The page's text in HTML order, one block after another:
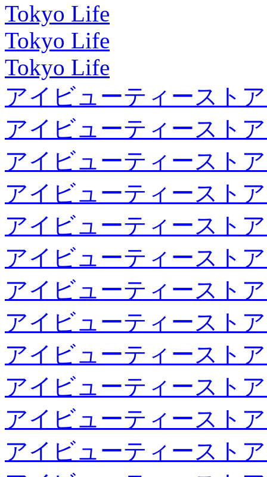
Tokyo Life
Tokyo Life
Tokyo Life
アイビューティースト
アイビューティースト
アイビューティースト
アイビューティースト
アイビューティースト
アイビューティースト
アイビューティースト
アイビューティースト
アイビューティースト
アイビューティースト
アイビューティースト
アイビューティースト